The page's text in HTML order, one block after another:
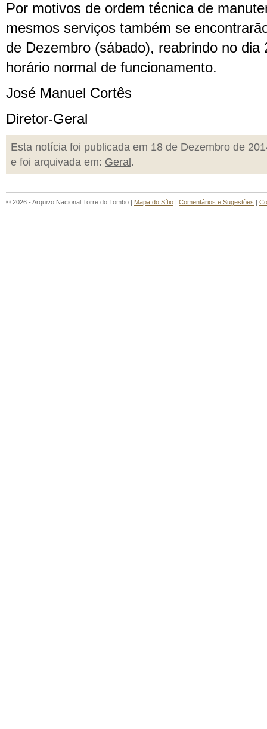
Por motivos de ordem técnica de
mesmos serviços também se
de Dezembro (sábado), reabrindo no dia
horário normal de funcionamento.
José Manuel Cortês
Diretor-Geral
Esta notícia foi publicada em 18 de Dezembro de
e foi arquivada em: Geral .
© 2026 - Arquivo Nacional Torre do Tombo | Mapa do Sítio | Comentários e Sugestões |